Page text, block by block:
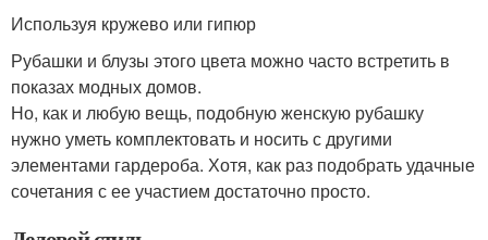
Используя кружево или гипюр
Рубашки и блузы этого цвета можно часто встретить в
показах модных домов.
Но, как и любую вещь, подобную женскую рубашку
нужно уметь комплектовать и носить с другими
элементами гардероба. Хотя, как раз подобрать удачные
сочетания с ее участием достаточно просто.